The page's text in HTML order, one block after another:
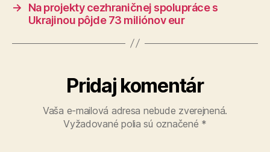
→
Na projekty cezhraničnej spolupráce s
Ukrajinou pôjde 73 miliónov eur
Pridaj komentár
Vaša e-mailová adresa nebude zverejnená.
Vyžadované polia sú označené *